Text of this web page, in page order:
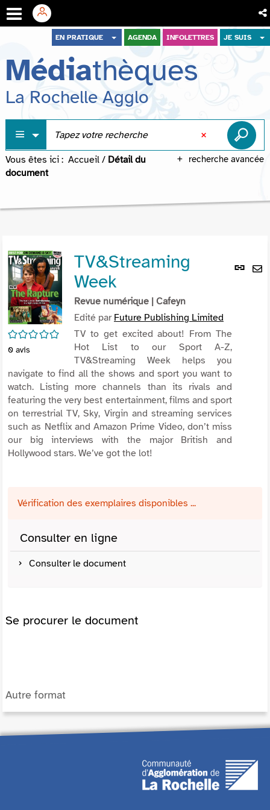
menu
contenu
recherche
EN PRATIQUE AGENDA INFOLETTRES JE SUIS
Médiathèques
La Rochelle Agglo
recherche avancée
Vous êtes ici : Accueil / Détail du
document
Lien
/5
0 avis
TV&Streaming
Week
Revue numérique | Cafeyn
Edité par Future Publishing Limited
TV to get excited about! From The
Hot List to our Sport A-Z,
TV&Streaming Week helps you
navigate to find all the shows and sport you want to
watch. Listing more channels than its rivals and
featuring the very best entertainment, films and sport
on terrestrial TV, Sky, Virgin and streaming services
such as Netflix and Amazon Prime Video, don’t miss
our big interviews with the major British and
Hollywood stars. We’ve got the lot!
Vérification des exemplaires disponibles ...
Consulter en ligne
Consulter le document
Se procurer le document
Autre format